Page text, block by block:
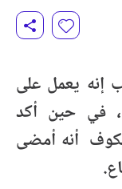
إنه يعمل على
في حين أكد
أنه أمضى